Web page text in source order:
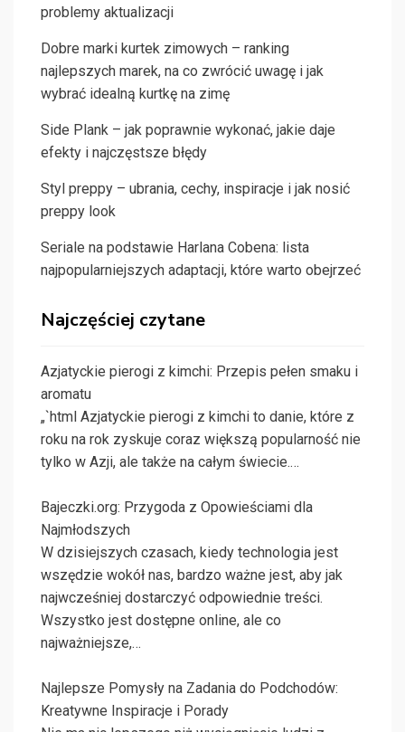
problemy aktualizacji
Dobre marki kurtek zimowych – ranking
najlepszych marek, na co zwrócić uwagę i jak
wybrać idealną kurtkę na zimę
Side Plank – jak poprawnie wykonać, jakie daje
efekty i najczęstsze błędy
Styl preppy – ubrania, cechy, inspiracje i jak nosić
preppy look
Seriale na podstawie Harlana Cobena: lista
najpopularniejszych adaptacji, które warto obejrzeć
Najczęściej czytane
Azjatyckie pierogi z kimchi: Przepis pełen smaku i
aromatu
„`html Azjatyckie pierogi z kimchi to danie, które z
roku na rok zyskuje coraz większą popularność nie
tylko w Azji, ale także na całym świecie.…
Bajeczki.org: Przygoda z Opowieściami dla
Najmłodszych
W dzisiejszych czasach, kiedy technologia jest
wszędzie wokół nas, bardzo ważne jest, aby jak
najwcześniej dostarczyć odpowiednie treści.
Wszystko jest dostępne online, ale co
najważniejsze,…
Najlepsze Pomysły na Zadania do Podchodów:
Kreatywne Inspiracje i Porady